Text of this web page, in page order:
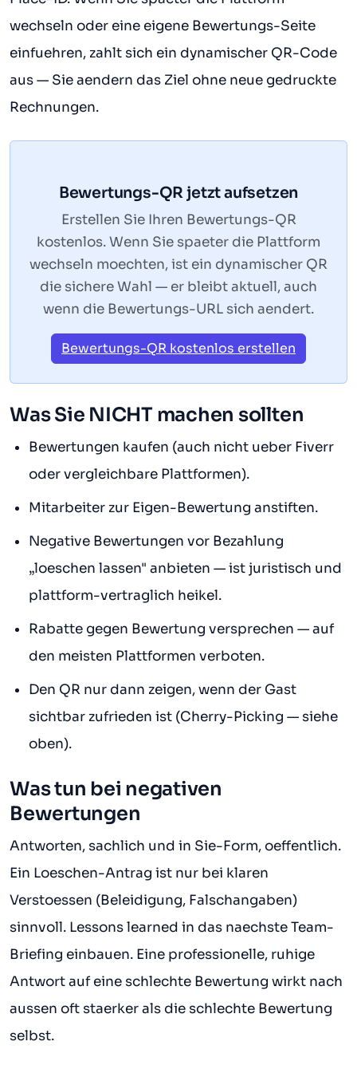
wechseln oder eine eigene Bewertungs-Seite
einfuehren, zahlt sich ein dynamischer QR-Code
aus — Sie aendern das Ziel ohne neue gedruckte
Rechnungen.
Bewertungs-QR jetzt aufsetzen
Erstellen Sie Ihren Bewertungs-QR
kostenlos. Wenn Sie spaeter die Plattform
wechseln moechten, ist ein dynamischer QR
die sichere Wahl — er bleibt aktuell, auch
wenn die Bewertungs-URL sich aendert.
Bewertungs-QR kostenlos erstellen
Was Sie NICHT machen sollten
Bewertungen kaufen (auch nicht ueber Fiverr
oder vergleichbare Plattformen).
Mitarbeiter zur Eigen-Bewertung anstiften.
Negative Bewertungen vor Bezahlung
„loeschen lassen" anbieten — ist juristisch und
plattform-vertraglich heikel.
Rabatte gegen Bewertung versprechen — auf
den meisten Plattformen verboten.
Den QR nur dann zeigen, wenn der Gast
sichtbar zufrieden ist (Cherry-Picking — siehe
oben).
Was tun bei negativen
Bewertungen
Antworten, sachlich und in Sie-Form, oeffentlich.
Ein Loeschen-Antrag ist nur bei klaren
Verstoessen (Beleidigung, Falschangaben)
sinnvoll. Lessons learned in das naechste Team-
Briefing einbauen. Eine professionelle, ruhige
Antwort auf eine schlechte Bewertung wirkt nach
aussen oft staerker als die schlechte Bewertung
selbst.